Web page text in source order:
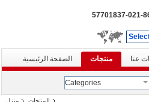
86-021-
الصفحة الرئيسية منتجات عنا
Categories
منزل المنتجات